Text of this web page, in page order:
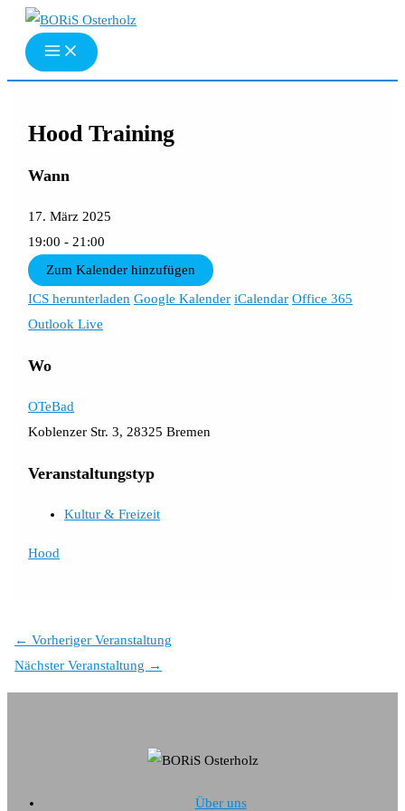
Zum
Inhalt
springen
Hood Training
Wann
17. März 2025
19:00 - 21:00
Zum Kalender hinzufügen
ICS herunterladen Google Kalender iCalendar Office 365
Outlook Live
Wo
OTeBad
Koblenzer Str. 3, 28325 Bremen
Veranstaltungstyp
Kultur & Freizeit
Hood
← Vorheriger Veranstaltung
Nächster Veranstaltung →
Über uns